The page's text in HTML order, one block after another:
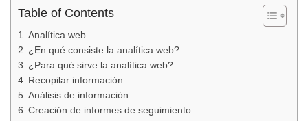
Table of Contents
Analítica web
¿En qué consiste la analítica web?
¿Para qué sirve la analítica web?
Recopilar información
Análisis de información
Creación de informes de seguimiento